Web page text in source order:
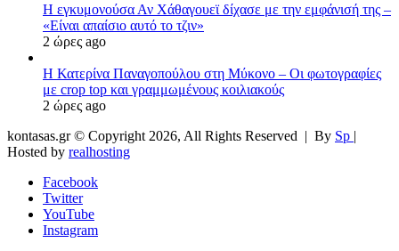
Η εγκυμονούσα Αν Χάθαγουεϊ δίχασε με την εμφάνισή της –
«Είναι απαίσιο αυτό το τζιν»
2 ώρες ago
Η Κατερίνα Παναγοπούλου στη Μύκονο – Οι φωτογραφίες
με crop top και γραμμωμένους κοιλιακούς
2 ώρες ago
kontasas.gr © Copyright 2026, All Rights Reserved | By Sp |
Hosted by realhosting
Facebook
Twitter
YouTube
Instagram